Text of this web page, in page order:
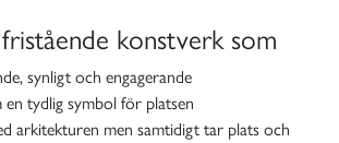
konstverk som
synligt och engagerande
tydlig symbol för platsen
arkitekturen men samtidigt tar plats och